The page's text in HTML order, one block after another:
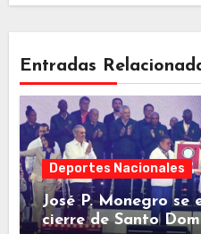
Entradas
Deportes Nacionales
José P. Monegro se
cierre de Santo